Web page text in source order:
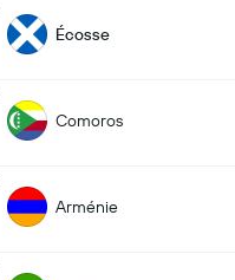
Écosse
Comoros
Arménie